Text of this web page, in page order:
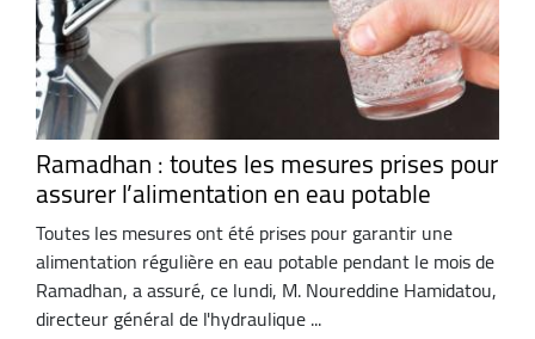
Ramadhan : toutes les mesures prises pour
assurer l’alimentation en eau potable
Toutes les mesures ont été prises pour garantir une
alimentation régulière en eau potable pendant le mois de
Ramadhan, a assuré, ce lundi, M. Noureddine Hamidatou,
directeur général de l'hydraulique ...